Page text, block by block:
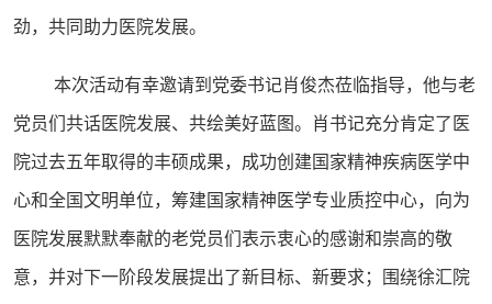
劲，共同助力医院发展。
本次活动有幸邀请到党委书记肖俊杰莅临指导，他与老
党员们共话医院发展、共绘美好蓝图。肖书记充分肯定了医
院过去五年取得的丰硕成果，成功创建国家精神疾病医学中
心和全国文明单位，筹建国家精神医学专业质控中心，向为
医院发展默默奉献的老党员们表示衷心的感谢和崇高的敬
意，并对下一阶段发展提出了新目标、新要求；围绕徐汇院